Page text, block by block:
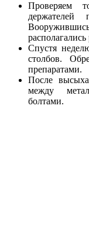
Проверяем
Спустя
столбов.
препаратами.
После
между
болтами.